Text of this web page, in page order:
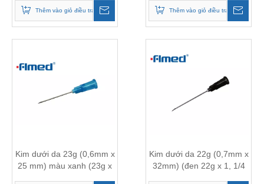
Thêm vào giỏ điều tra Thêm vào giỏ điều tra
Kim dưới da 23g (0,6mm x
25 mm) màu xanh (23g x
Kim dưới da 22g (0,7mm x
32mm) (đen 22g x 1, 1/4